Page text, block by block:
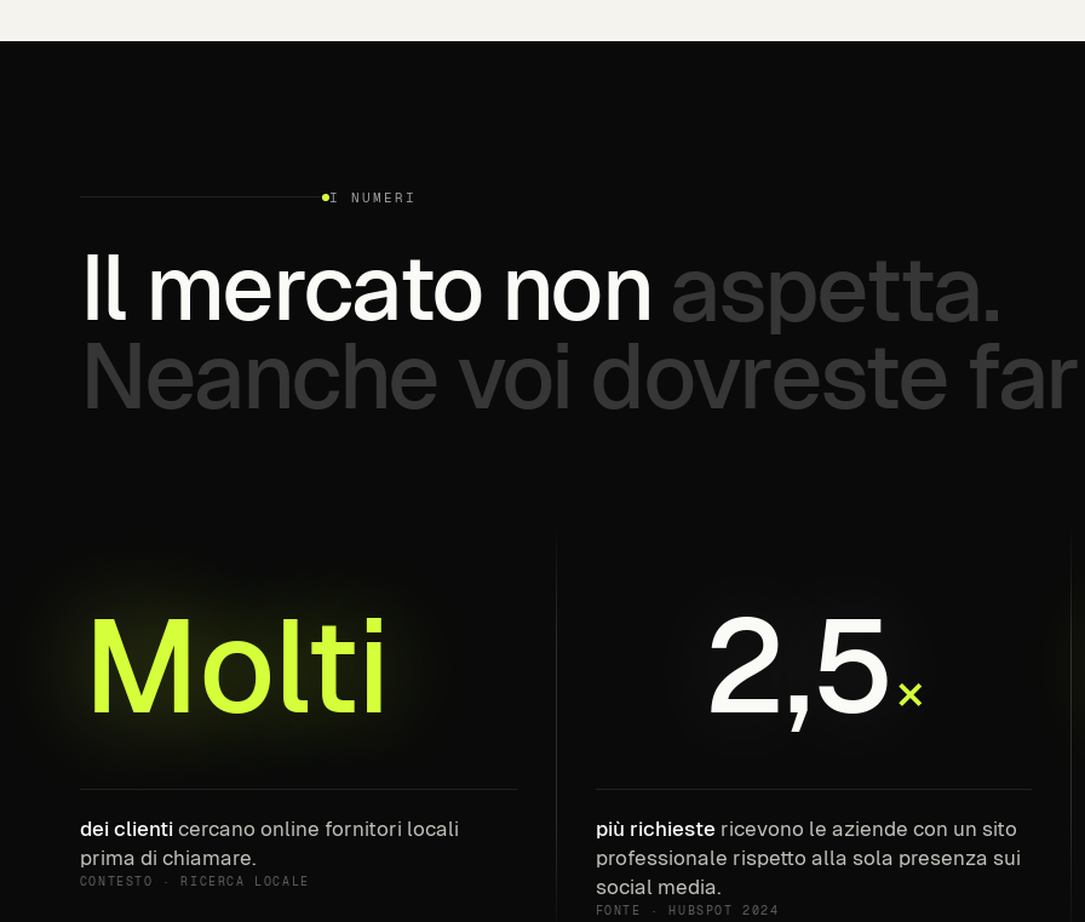
I NUMERI
Il mercato non aspetta.
Neanche voi dovreste
Molti
dei clienticercano online fornitori locali
prima di chiamare.
CONTESTO · RICERCA LOCALE
2,5×
più richiestericevono le aziende con un sito
professionale rispetto alla sola presenza sui
social media.
FONTE · HUBSPOT 2024